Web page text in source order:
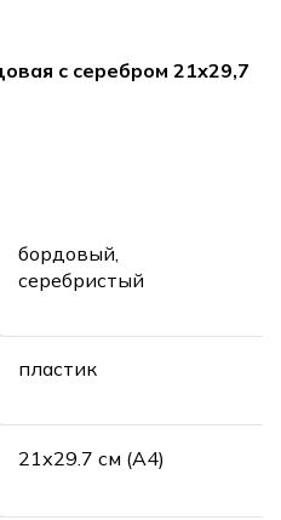
с серебром 21х29,7
бордовый,
серебристый
пластик
21х29.7 см (А4)